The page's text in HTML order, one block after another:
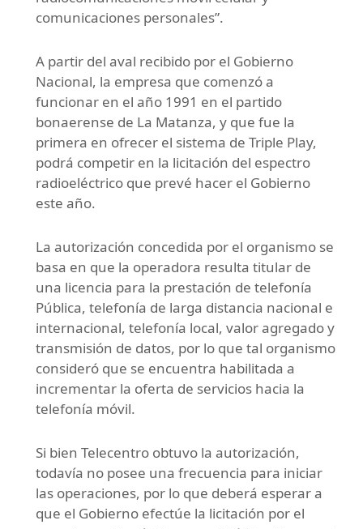
comunicaciones personales”.
A partir del aval recibido por el Gobierno
Nacional, la empresa que comenzó a
funcionar en el año 1991 en el partido
bonaerense de La Matanza, y que fue la
primera en ofrecer el sistema de Triple Play,
podrá competir en la licitación del espectro
radioeléctrico que prevé hacer el Gobierno
este año.
La autorización concedida por el organismo se
basa en que la operadora resulta titular de
una licencia para la prestación de telefonía
Pública, telefonía de larga distancia nacional e
internacional, telefonía local, valor agregado y
transmisión de datos, por lo que tal organismo
consideró que se encuentra habilitada a
incrementar la oferta de servicios hacia la
telefonía móvil.
Si bien Telecentro obtuvo la autorización,
todavía no posee una frecuencia para iniciar
las operaciones, por lo que deberá esperar a
que el Gobierno efectúe la licitación por el